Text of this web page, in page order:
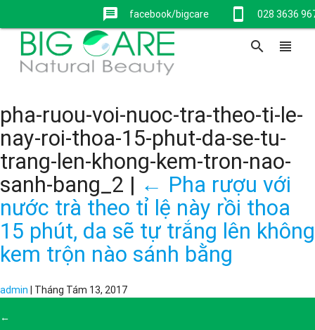
stay_current_portrait 028 3636
message facebook/bigcare
search view_headline
pha-ruou-voi-nuoc-tra-theo-ti-le-
nay-roi-thoa-15-phut-da-se-tu-
trang-len-khong-kem-tron-nao-
sanh-bang_2 | ← Pha rượu với
nước trà theo tỉ lệ này rồi thoa
15 phút, da sẽ tự trắng lên không
kem trộn nào sánh bằng
admin | Tháng Tám 13, 2017
←